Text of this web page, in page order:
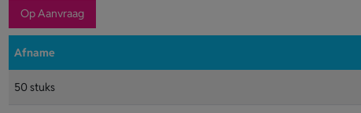
Op Aanvraag
Afname
50 stuks